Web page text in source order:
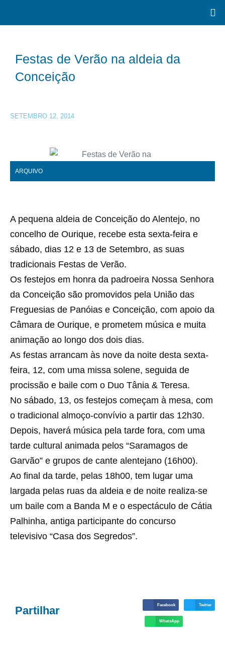
Festas de Verão na aldeia da
Conceição
SETEMBRO 12, 2014
ARQUIVO
A pequena aldeia de Conceição do Alentejo, no
concelho de Ourique, recebe esta sexta-feira e
sábado, dias 12 e 13 de Setembro, as suas
tradicionais Festas de Verão.
Os festejos em honra da padroeira Nossa Senhora
da Conceição são promovidos pela União das
Freguesias de Panóias e Conceição, com apoio da
Câmara de Ourique, e prometem música e muita
animação ao longo dos dois dias.
As festas arrancam às nove da noite desta sexta-
feira, 12, com uma missa solene, seguida de
procissão e baile com o Duo Tânia & Teresa.
No sábado, 13, os festejos começam à mesa, com
o tradicional almoço-convívio a partir das 12h30.
Depois, haverá música pela tarde fora, com uma
tarde cultural animada pelos “Saramagos de
Garvão” e grupos de cante alentejano (16h00).
Ao final da tarde, pelas 18h00, tem lugar uma
largada pelas ruas da aldeia e de noite realiza-se
um baile com a Banda M e o espectáculo de Cátia
Palhinha, antiga participante do concurso
televisivo “Casa dos Segredos”.
Partilhar Facebook Twitter
WhatsApp